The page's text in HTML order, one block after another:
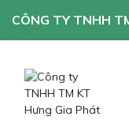
CÔNG TY TNHH